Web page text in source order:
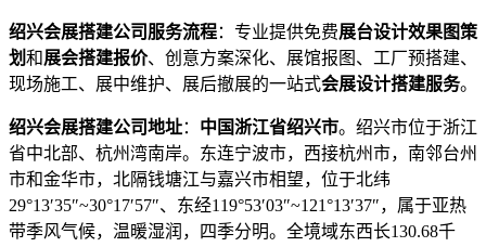
绍兴会展搭建公司服务流程：专业提供免费展台设计效果图策
划和展会搭建报价、创意方案深化、展馆报图、工厂预搭建、
现场施工、展中维护、展后撤展的一站式会展设计搭建服务。
绍兴会展搭建公司地址： 中国浙江省绍兴市。绍兴市位于浙江
省中北部、杭州湾南岸。东连宁波市，西接杭州市，南邻台州
市和金华市，北隔钱塘江与嘉兴市相望，位于北纬
29°13′35″~30°17′57″、东经119°53′03″~121°13′37″，属于亚热
带季风气候，温暖湿润，四季分明。全境域东西长130.68千